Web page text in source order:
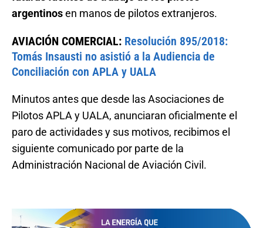
argentinosen manos de pilotos extranjeros.
AVIACIÓN COMERCIAL: Resolución 895/2018:
Tomás Insausti no asistió a la Audiencia de
Conciliación con APLA y UALA
Minutos antes que desde las Asociaciones de
Pilotos APLA y UALA, anunciaran oficialmente el
paro de actividades y sus motivos, recibimos el
siguiente comunicado por parte de la
Administración Nacional de Aviación Civil.